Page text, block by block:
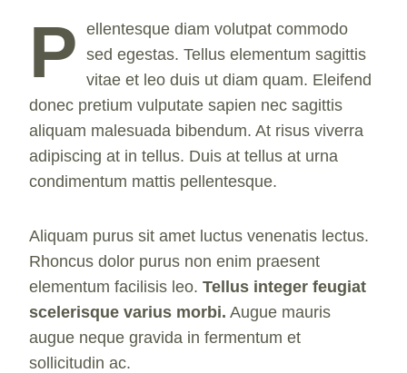
P ellentesque diam volutpat commodo
sed egestas. Tellus elementum sagittis
vitae et leo duis ut diam quam. Eleifend
donec pretium vulputate sapien nec sagittis
aliquam malesuada bibendum. At risus viverra
adipiscing at in tellus. Duis at tellus at urna
condimentum mattis pellentesque.
Aliquam purus sit amet luctus venenatis lectus.
Rhoncus dolor purus non enim praesent
elementum facilisis leo. Tellus integer feugiat
scelerisque varius morbi. Augue mauris
augue neque gravida in fermentum et
sollicitudin ac.